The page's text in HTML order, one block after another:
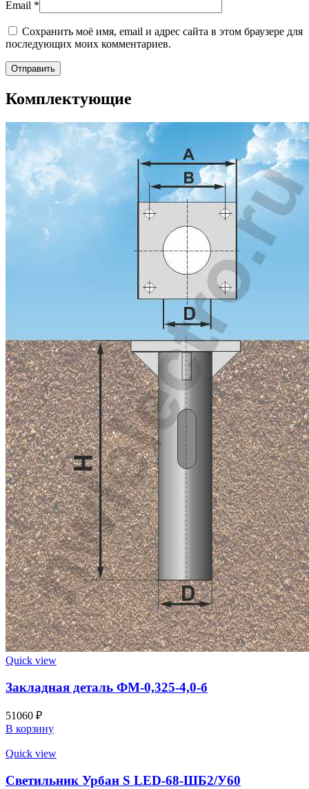
Email *
Сохранить моё имя, email и адрес сайта в этом браузере для
последующих моих комментариев.
Комплектующие
Quick view
Закладная деталь ФМ-0,325-4,0-б
51060 ₽
В корзину
Quick view
Светильник Урбан S LED-68-ШБ2/У60